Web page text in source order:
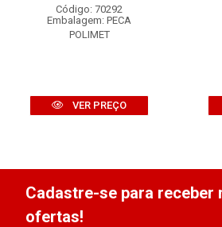
Código: 70292
Embalagem: PECA
POLIMET
VER PREÇO
Cadastre-se para receber
ofertas!